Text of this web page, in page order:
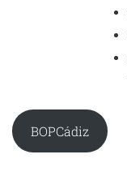
BOPCádiz